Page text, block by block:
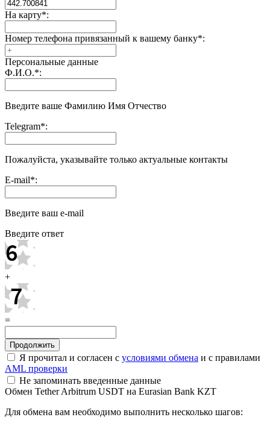
На карту*:
Номер телефона привязанный к вашему банку*:
Персональные данные
Ф.И.О.*:
Введите ваше Фамилию Имя Отчество
Telegram*:
Пожалуйста, указывайте только актуальные контакты
E-mail*:
Введите ваш e-mail
Введите ответ
+
=
Я прочитал и согласен с условиями обмена и с правилами
AML проверки
Не запоминать введенные данные
Обмен Tether Arbitrum USDT на Eurasian Bank KZT
Для обмена вам необходимо выполнить несколько шагов: